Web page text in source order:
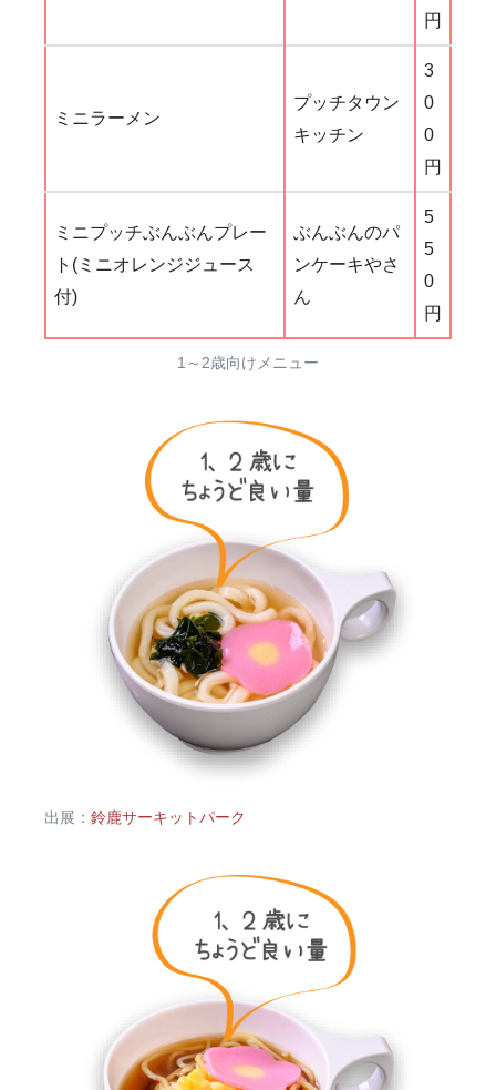
円
ミニラーメン
プッチタウン
キッチン
3
0
0
円
ミニプッチぶんぶんプレー
ト(ミニオレンジジュース
付)
ぶんぶんのパ
ンケーキやさ
ん
5
5
0
円
1～2歳向けメニュー
出展： 鈴鹿サーキットパーク